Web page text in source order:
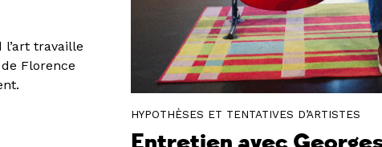
l’art travaille
Florence
HYPOTHÈSES ET TENTATIVES D’ARTISTES